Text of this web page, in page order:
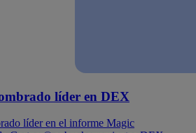
líder en DEX
líder en el informe Magic